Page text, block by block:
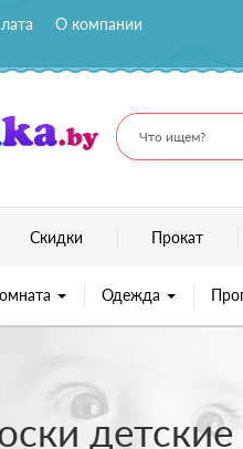
О компании
Что ищем?
Скидки Прокат
Одежда